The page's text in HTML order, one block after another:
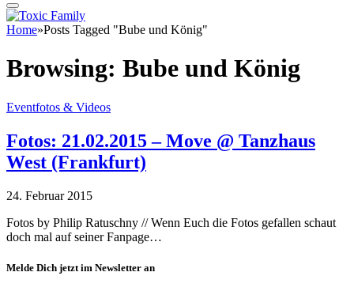
Home»Posts Tagged "Bube und König"
Browsing: Bube und König
Eventfotos & Videos
Fotos: 21.02.2015 – Move @ Tanzhaus
West (Frankfurt)
24. Februar 2015
Fotos by Philip Ratuschny // Wenn Euch die Fotos gefallen schaut
doch mal auf seiner Fanpage…
Melde Dich jetzt im Newsletter an